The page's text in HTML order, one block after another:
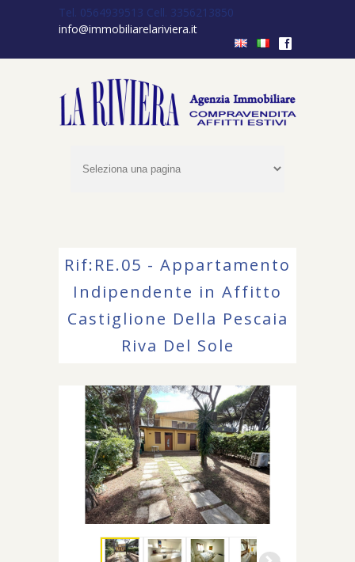
Tel. 0564939513 Cell. 3356213850
info@immobiliarelariviera.it
f
Rif:RE.05 - Appartamento
Indipendente in Affitto
Castiglione Della Pescaia
Riva Del Sole